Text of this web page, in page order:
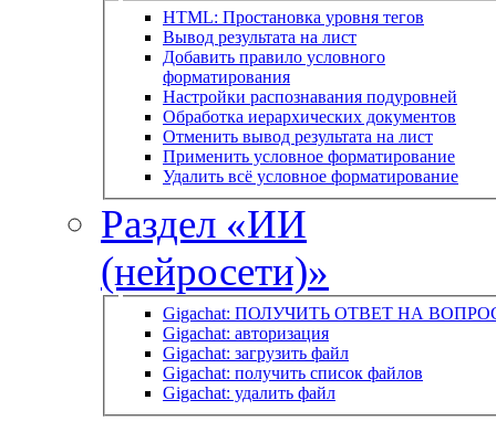
HTML: Простановка уровня тегов
Вывод результата на лист
Добавить правило условного
форматирования
Настройки распознавания подуровней
Обработка иерархических документов
Отменить вывод результата на лист
Применить условное форматирование
Удалить всё условное форматирование
Раздел «ИИ
(нейросети)»
Gigachat: ПОЛУЧИТЬ ОТВЕТ НА
Gigachat: авторизация
Gigachat: загрузить файл
Gigachat: получить список файлов
Gigachat: удалить файл